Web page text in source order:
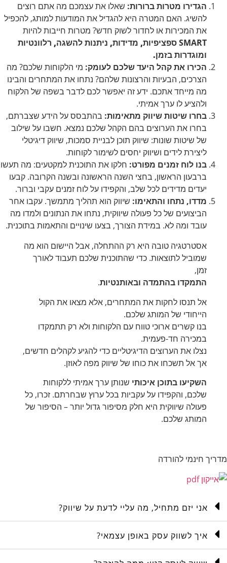
הגדירו מטרות ברורות: שאלו את עצמכם מה אתם רוצים
להשיג. האם המטרה היא להגדיל את המודעות למותג, להכפיל
את המכירות או לחדור לשוק חדש? מטרות חייבות להיות
SMARTספציפיות, מדידות, ניתנות להשגה, רלוונטיות
ומוגדרות בזמן.
הכירו את קהל היעד שלכם לעומק: מי הלקוחות שלכם? מה
הצרכים, הבעיות והרצונות שלהם? נתחו את המתחרים והבינו
מה מייחד אתכם. ידע זה יאפשר לכם לדבר בשפה של הלקוח
ולהציע לו ערך אמיתי.
בחרו שיטות שיווק מתאימות: בהתבסס על הידע שצברתם,
בחרו את הערוצים בהם הקהל שלכם נמצא. חשבו על שילוב
של שיטות שונות: שיווק תוכן לבניית סמכות, שיווק דיגיטלי
ליצירת לידים ושיווק יחסים לשימור לקוחות.
בנו לוח זמנים מפורט: חלקו את התוכנית למקטעים: מה תעשו
ברבעון הראשון, בחצי השנה הראשונה ובשנה הקרובה. קבעו
יעדים מדידים לכל שלב, והקפידו על לוח זמנים עקבי וברור.
מדדו, נתחו והתאימו: שיווק הוא תהליך מתמשך. עקבו אחר
הביצועים של כל פעולה שיווקית, נתחו את הנתונים ולמדו מה
עובד ומה לא. במידת הצורך, בצעו שינויים והתאמות בתוכנית.
אסטרטגיה טובה היא רק ההתחלה, אבל היישום הוא מה
שמוביל לתוצאות. כדי שהתוכנית שלכם תעבוד לאורך
זמן,
התמקדו בהתמדה ובאותנטיות.
אל תנסו לחקות את המתחרים, אלא מצאו את הקול
הייחודי של המותג שלכם.
בנו קשרים ארוכי טווח עם הלקוחות ולא רק תתמקדו
במכירה חד-פעמית.
נצלו את הערוצים הדיגיטליים כדי להגיע לקהלים חדשים,
אך אל תשכחו את כוחו של שיווק מפה לאוזן.
השקיעו בתוכן איכותי שנותן ערך אמיתי ללקוחות
שלכם, והקפידו על עקביות בכל ערוץ שבחרתם. זכרו, כל
פעולה שיווקית היא חלק מסיפור גדול יותר – הסיפור של
המותג שלכם.
מדריך חינמי להורדה
אני יזם מתחיל, מה עליי לדעת על שיווק?
איך לשווק עסק באופן עצמאי?